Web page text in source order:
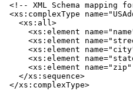
<!-- XML Schema mapping
<xs:complexType
   <xs:all>
<xs:element
<xs:element
<xs:element
<xs:element
<xs:element
   </xs:sequence>